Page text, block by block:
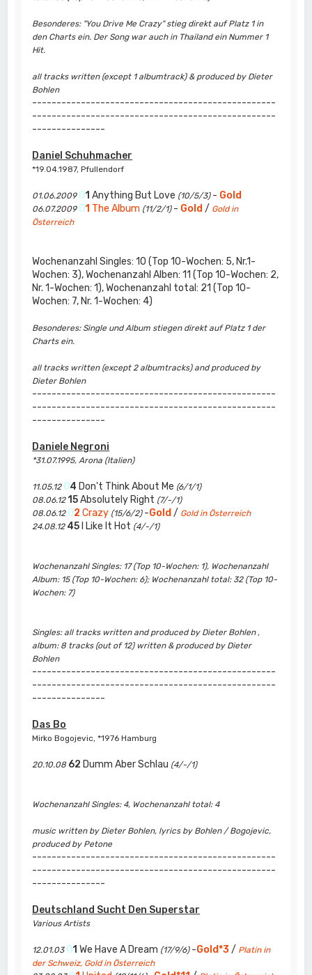
Besonderes: "You Drive Me Crazy" stieg direkt auf Platz 1 in
den Charts ein. Der Song war auch in Thailand ein Nummer 1
Hit.
all tracks written (except 1 albumtrack) & produced by Dieter
Bohlen
--------------------------------------------------
--------------------------------------------------
---------------
Daniel Schuhmacher
*19.04.1987, Pfullendorf
01.06.2009 01 Anything But Love (10/5/3)- Gold
06.07.2009 01 The Album (11/2/1)- Gold / Gold in
Österreich
Wochenanzahl Singles: 10 (Top 10-Wochen: 5, Nr.1-
Wochen: 3), Wochenanzahl Alben: 11 (Top 10-Wochen: 2,
Nr. 1-Wochen: 1), Wochenanzahl total: 21 (Top 10-
Wochen: 7, Nr. 1-Wochen: 4)
Besonderes: Single und Album stiegen direkt auf Platz 1 der
Charts ein.
all tracks written (except 2 albumtracks) and produced by
Dieter Bohlen
--------------------------------------------------
--------------------------------------------------
---------------
Daniele Negroni
*31.07.1995, Arona (Italien)
11.05.12 04 Don't Think About Me (6/1/1)
08.06.12 15Absolutely Right (7/-/1)
08.06.12 02 Crazy (15/6/2)-Gold / Gold in Österreich
24.08.12 45 I Like It Hot (4/-/1)
Wochenanzahl Singles: 17 (Top 10-Wochen: 1), Wochenanzahl
Album: 15 (Top 10-Wochen: 6); Wochenanzahl total: 32 (Top 10-
Wochen: 7)
Singles: all tracks written and produced by Dieter Bohlen ,
album: 8 tracks (out of 12) written & produced by Dieter
Bohlen
--------------------------------------------------
--------------------------------------------------
---------------
Das Bo
Mirko Bogojevic, *1976 Hamburg
20.10.08 62 Dumm Aber Schlau (4/-/1)
Wochenanzahl Singles: 4, Wochenanzahl total: 4
music written by Dieter Bohlen, lyrics by Bohlen / Bogojevic,
produced by Petone
--------------------------------------------------
--------------------------------------------------
---------------
Deutschland Sucht Den Superstar
Various Artists
12.01.03 01 We Have A Dream (17/9/6)-Gold*3/ Platin in
der Schweiz, Gold in Österreich